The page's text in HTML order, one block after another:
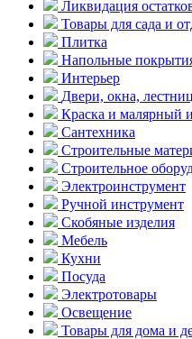
Ликвидация
Товары для сада и
Плитка
Напольные
Интерьер
Двери, окна,
Краска и малярный
Сантехника
Строительные
Строительное
Электроинструмент
Ручной инструмент
Скобяные изделия
Мебель
Кухни
Посуда
Электротовары
Освещение
Товары для дома и